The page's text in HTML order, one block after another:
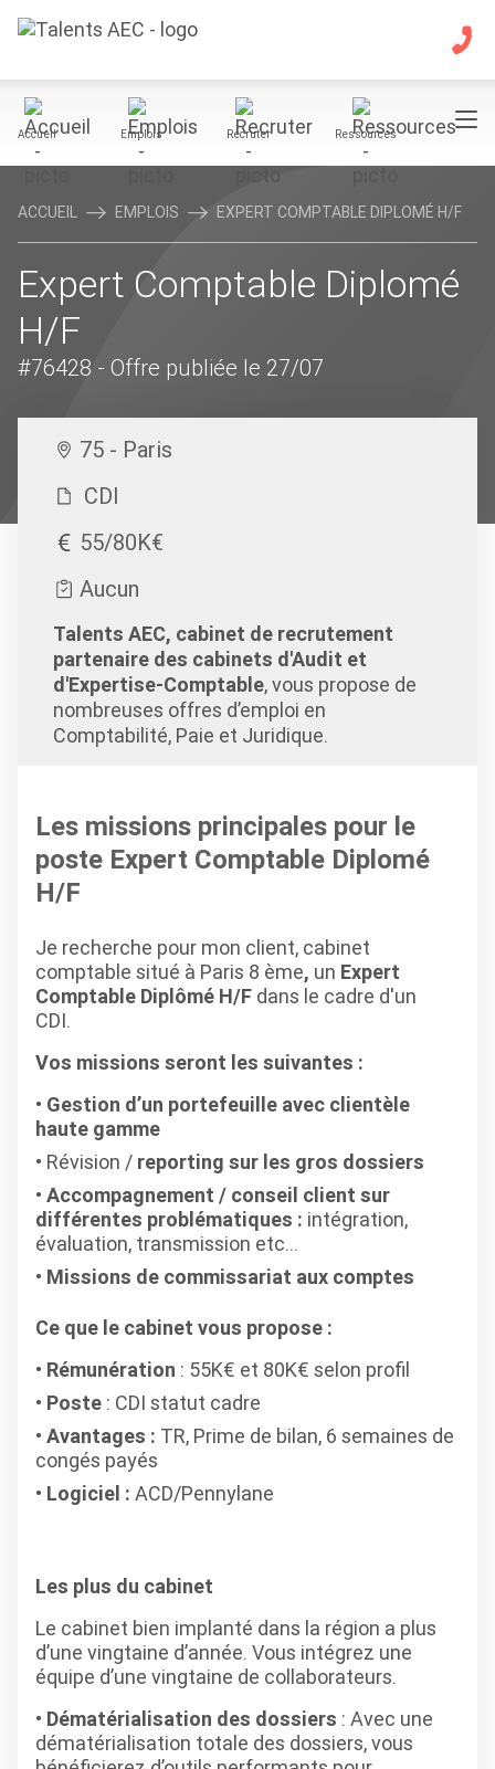
Accueil Emplois Recruter Ressources
ACCUEIL EMPLOIS EXPERT COMPTABLE DIPLOMÉ H/F
Expert Comptable Diplomé
H/F
#76428 - Offre publiée le 27/07
75 - Paris
CDI
55/80K€
Aucun
Talents AEC, cabinet de recrutement
partenaire des cabinets d'Audit et
d'Expertise-Comptable, vous propose de
nombreuses offres d’emploi en
Comptabilité, Paie et Juridique.
Les missions principales pour le
poste Expert Comptable Diplomé
H/F
Je recherche pour mon client, cabinet
comptable situé à Paris 8 ème, un Expert
Comptable Diplômé H/F dans le cadre d'un
CDI.
Vos missions seront les suivantes :
Gestion d’un portefeuille avec clientèle
haute gamme
Révision / reporting sur les gros dossiers
Accompagnement / conseil client sur
différentes problématiques : intégration,
évaluation, transmission etc...
Missions de commissariat aux comptes
Ce que le cabinet vous propose :
Rémunération : 55K€ et 80K€ selon profil
Poste : CDI statut cadre
Avantages : TR, Prime de bilan, 6 semaines de
congés payés
Logiciel : ACD/Pennylane
Les plus du cabinet
Le cabinet bien implanté dans la région a plus
d’une vingtaine d’année. Vous intégrez une
équipe d’une vingtaine de collaborateurs.
Dématérialisation des dossiers : Avec une
dématérialisation totale des dossiers, vous